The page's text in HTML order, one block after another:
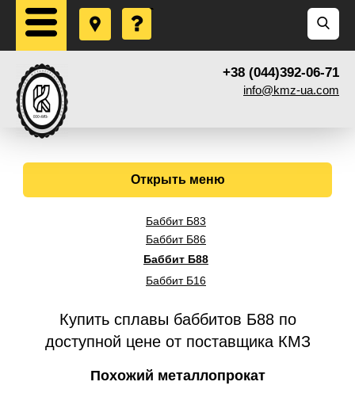
+38 (044)392-06-71
info@kmz-ua.com
Открыть меню
Баббит Б83
Баббит Б86
Баббит Б88
Баббит Б16
Купить сплавы баббитов Б88 по
доступной цене от поставщика КМЗ
Похожий металлопрокат